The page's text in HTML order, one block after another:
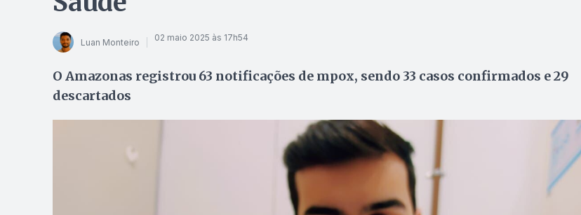
Luan Monteiro 02 maio 2025 às 17h54
O Amazonas registrou 63 notificações de mpox, sendo 33 casos confirmados e 29
descartados